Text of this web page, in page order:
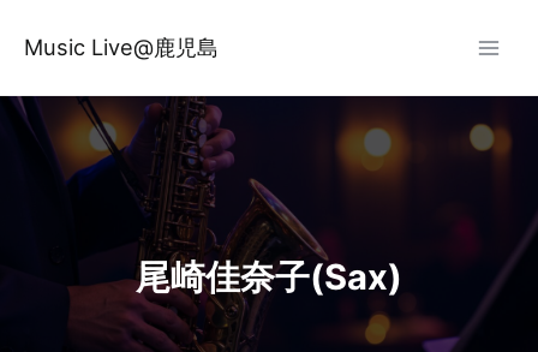
ス
Music Live@鹿児島
尾崎佳奈子(Sax)